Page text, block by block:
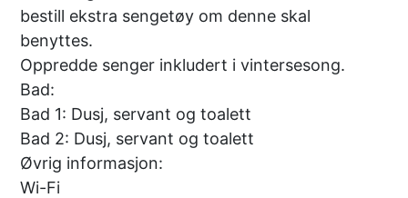
bestill ekstra sengetøy om denne skal
benyttes.
Oppredde senger inkludert i vintersesong.
Bad:
Bad 1: Dusj, servant og toalett
Bad 2: Dusj, servant og toalett
Øvrig informasjon:
Wi-Fi